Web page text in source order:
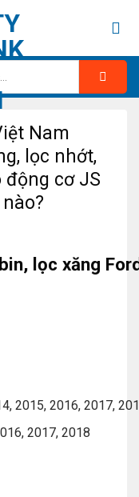
Nam
lọc nhớt,
động cơ JS
lọc xăng
2015, 2016, 2017,
2017, 2018